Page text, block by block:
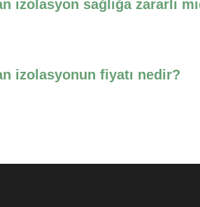
izolasyon sağlığa zararlı
izolasyonun fiyatı nedir?